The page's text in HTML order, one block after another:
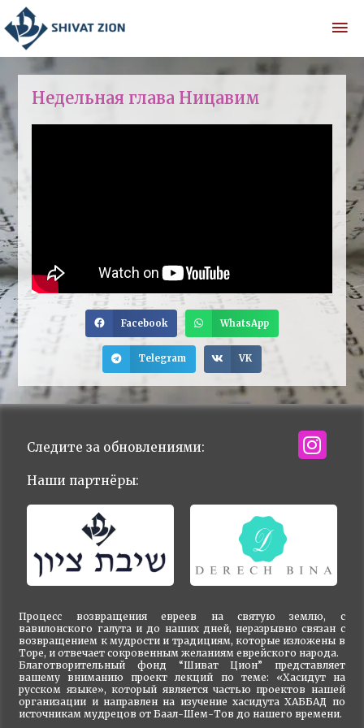
Недельная глава Ницавим
Facebook WhatsApp
Telegram VK
Процесс возвращения евреев на святую землю, с
вавилонского галута и до наших дней, неразрывно связан с
возвращением к мудрости и традициям, которые изложены в
Торе, и отвечает сокровенным желаниям еврейского народа.
Благотворительный фонд “Шиват Цион” представляет
вашему вниманию проект лекций по теме: «Хасидут на
русском языке», который является частью проектов нашей
организации и направлен на изучение хасидута ХАББАД по
источникам мудрецов от Баал-Шем-Тов до нашего времени.
Следите за обновлениями:
Наши партнёры: